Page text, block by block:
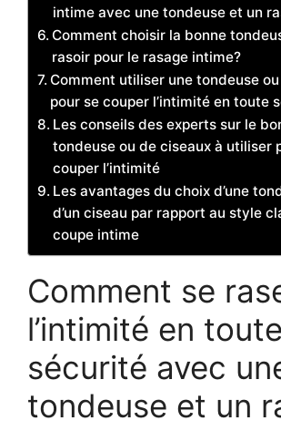
intime avec une tondeuse et un
Comment choisir la bonne
rasoir pour le rasage intime?
Comment utiliser une tondeuse
pour se couper l’intimité en toute
Les conseils des experts sur le
tondeuse ou de ciseaux à utiliser
couper l’intimité
Les avantages du choix d’une
d’un ciseau par rapport au style
coupe intime
Comment se
l’intimité en toute
sécurité avec
tondeuse et un